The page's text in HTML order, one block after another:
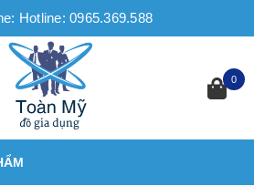
Hotline: 0965.369.588
0